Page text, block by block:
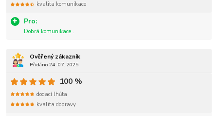
Pro:
Dobrá komunikace .
kvalita komunikace
Ověřený zákazník
Přidáno 24. 07. 2025
100 %
dodací lhůta
kvalita dopravy